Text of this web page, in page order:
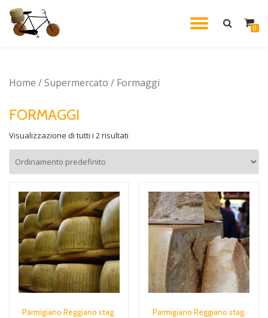
0
Home /Supermercato / Formaggi
FORMAGGI
Visualizzazione di tutti i 2 risultati
Parmigiano Reggiano stag.
Parmigiano Reggiano stag.